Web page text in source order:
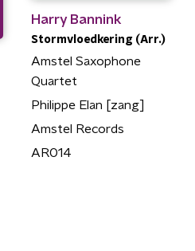
Harry Bannink
Stormvloedkering (Arr.)
Amstel Saxophone
Quartet
Philippe Elan [zang]
Amstel Records
AR014